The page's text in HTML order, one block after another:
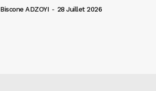
Biscone ADZOYI - 28 Juillet 2026